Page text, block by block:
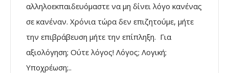
αλληλοεκπαιδευόμαστε να μη δίνει λόγο κανένας
σε κανέναν. Χρόνια τώρα δεν επιζητούμε, μήτε
την επιβράβευση μήτε την επίπληξη. Για
αξιολόγηση; Ούτε λόγος! Λόγος; Λογική;
Υποχρέωση;..